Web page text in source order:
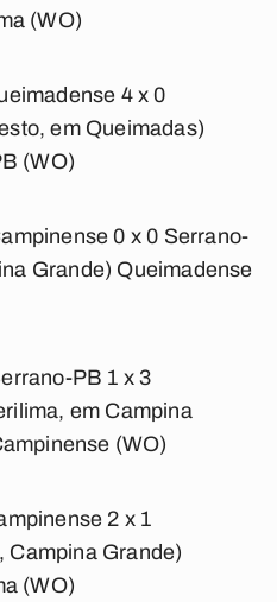
(WO)
4 x 0
em Queimadas)
(WO)
0 x 0 Serrano-
Grande) Queimadense
PB 1 x 3
em Campina
(WO)
2 x 1
Campina Grande)
(WO)